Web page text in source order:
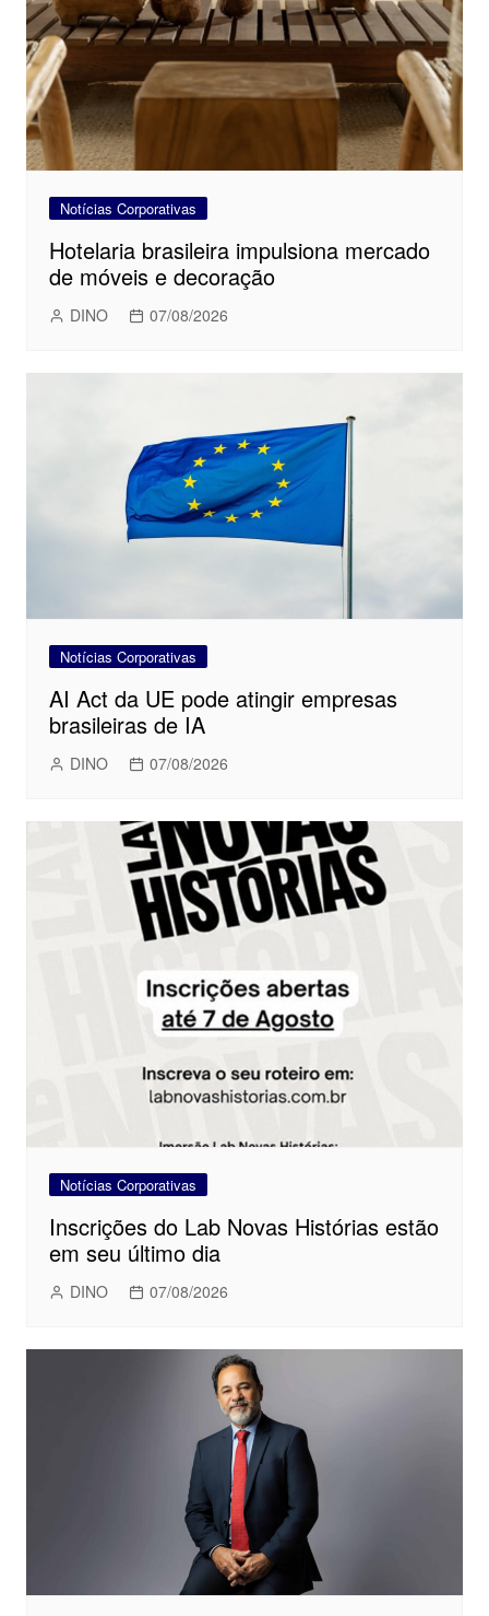
Notícias Corporativas
Hotelaria brasileira impulsiona mercado
de móveis e decoração
DINO 07/08/2026
Notícias Corporativas
AI Act da UE pode atingir empresas
brasileiras de IA
DINO 07/08/2026
Notícias Corporativas
Inscrições do Lab Novas Histórias estão
em seu último dia
DINO 07/08/2026